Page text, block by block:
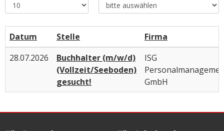
Datum Stelle
Firma
28.07.2026
Buchhalter (m/w/d)
(Vollzeit/Seeboden)
gesucht!
ISG
GmbH